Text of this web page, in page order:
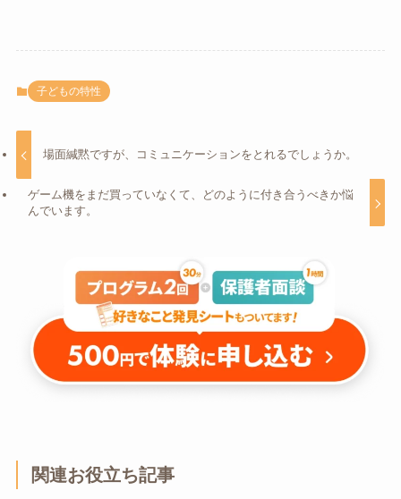
子どもの特性
場面緘黙ですが、コミュニケーションをとれるでしょうか。
ゲーム機をまだ買っていなくて、どのように付き合うべきか悩
んでいます。
関連お役立ち記事